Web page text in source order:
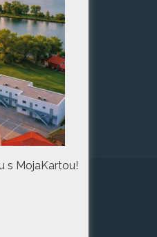
s MojaKartou!